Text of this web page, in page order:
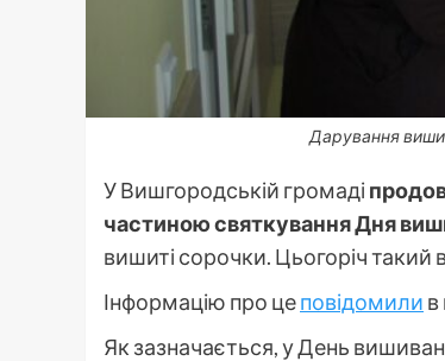
Дарування
У Вишгородській громаді
частиною святкування Дня
вишиті сорочки. Цьогоріч такий
Інформацію про цеповідомили в
Як зазначається, у День